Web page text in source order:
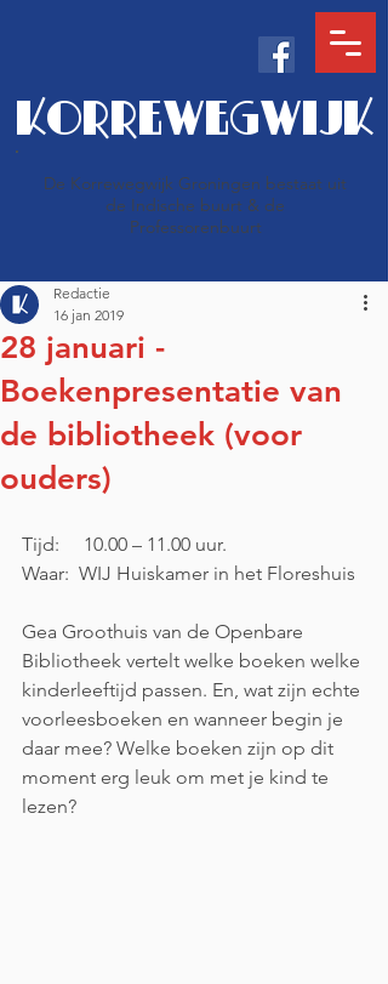
KORREWEGWIJK
De Korrewegwijk Groningen bestaat uit
de Indische buurt & de
Professorenbuurt
28 januari -
Boekenpresentatie van
de bibliotheek (voor
ouders)
Redactie
16 jan 2019
Tijd:     10.00 – 11.00 uur.
Waar:  WIJ Huiskamer in het Floreshuis
Gea Groothuis van de Openbare
Bibliotheek vertelt welke boeken welke
kinderleeftijd passen. En, wat zijn echte
voorleesboeken en wanneer begin je
daar mee? Welke boeken zijn op dit
moment erg leuk om met je kind te
lezen?